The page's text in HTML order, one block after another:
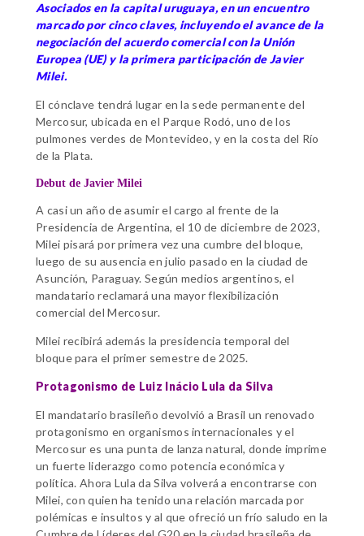
Asociados en la capital uruguaya, en un encuentro
marcado por cinco claves, incluyendo el avance de la
negociación del acuerdo comercial con la Unión
Europea (UE) y la primera participación de Javier
Milei.
El cónclave tendrá lugar en la sede permanente del
Mercosur, ubicada en el Parque Rodó, uno de los
pulmones verdes de Montevideo, y en la costa del Río
de la Plata.
Debut de Javier Milei
A casi un año de asumir el cargo al frente de la
Presidencia de Argentina, el 10 de diciembre de 2023,
Milei pisará por primera vez una cumbre del bloque,
luego de su ausencia en julio pasado en la ciudad de
Asunción, Paraguay. Según medios argentinos, el
mandatario reclamará una mayor flexibilización
comercial del Mercosur.
Milei recibirá además la presidencia temporal del
bloque para el primer semestre de 2025.
Protagonismo de Luiz Inácio Lula da Silva
El mandatario brasileño devolvió a Brasil un renovado
protagonismo en organismos internacionales y el
Mercosur es una punta de lanza natural, donde imprime
un fuerte liderazgo como potencia económica y
política. Ahora Lula da Silva volverá a encontrarse con
Milei, con quien ha tenido una relación marcada por
polémicas e insultos y al que ofreció un frío saludo en la